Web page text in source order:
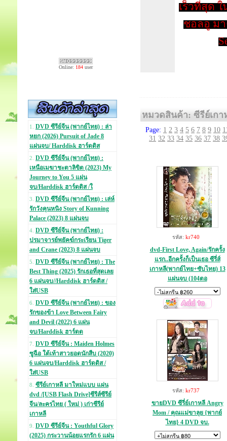
Online: 184 user
1. DVD ซีรีย์จีน (พากย์ไทย) : ล่า
หยก (2026) Pursuit of Jade 8
แผ่นจบ/ Harddisk ฮาร์ดดิส
2. DVD ซีรีย์จีน (พากย์ไทย) :
เหนือเมฆาชะตาลิขิต (2023) My
Journey to You 5 แผ่น
จบ/Harddisk ฮาร์ดดิส /ใ
3. DVD ซีรีย์จีน (พากย์ไทย) : เล่ห์
รักวังคุนหนิง Story of Kunning
Palace (2023) 8 แผ่นจบ
4. DVD ซีรีย์จีน (พากย์ไทย) :
ปรมาจารย์พยัคฆ์กระเรียน Tiger
and Crane (2023) 8 แผ่นจบ
5. DVD ซีรีย์จีน (พากย์ไทย) : The
Best Thing (2025) รักเธอที่สุดเลย
6 แผ่นจบ//Harddisk ฮาร์ดดิส /
ใส่USB
6. DVD ซีรีย์จีน (พากย์ไทย) : ของ
รักของข้า Love Between Fairy
and Devil (2022) 6 แผ่น
จบ/Harddisk ฮาร์ดด
7. DVD ซีรีย์จีน : Maiden Holmes
ซูฉือ ใต้เท้าสาวยอดนักสืบ (2020)
6 แผ่นจบ/Harddisk ฮาร์ดดิส /
ใส่USB
8. ซีรีย์เกาหลี มาใหม่แบบ แผ่น
dvd /[USB Flash Drive]ซีรีส์ซีรีย์
จีน/ละครไทย ( ใหม่ ) เก่าซีรีย์
เกาหลี
9. DVD ซีรีย์จีน : Youthful Glory
(2025) กระวานน้อยแรกรัก 6 แผ่น
เร็วที่สุด
ชอลอู มา
หมวดสินค้า: ซีรีย์เก
Page: 1 2 3 4 5 6 7 8 9 10
31 32 33 34 35 36 37 38
รหัส: kr740
dvd-First Love, Again/รักครั้ง
แรก..อีกครั้งก็เป็นเธอ ซีรี่ส์
เกาหลี(พากย์ไทย+ซับไทย) 13
แผ่นจบ (104ตอ
รหัส: kr737
ขายDVD ซีรี่ย์เกาหลี Angry
Mom / คุณแม่ขาลุย {พากย์
ไทย} 4 DVD จบ.